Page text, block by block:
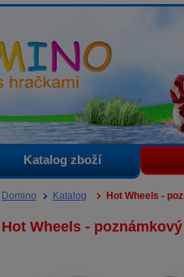
Katalog zboží
Domino Katalog Hot Wheels -
Hot Wheels -